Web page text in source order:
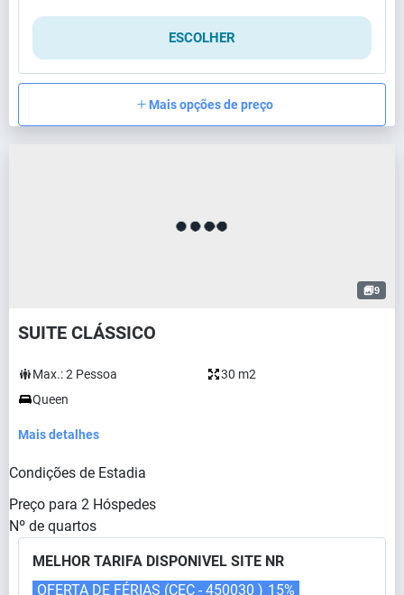
ESCOLHER
Mais opções de preço
9
SUITE CLÁSSICO
Max.:2 Pessoa
30 m2
Queen
Mais detalhes
Condições de Estadia
Preço para 2 Hóspedes
Nº de quartos
MELHOR TARIFA DISPONIVEL SITE NR
OFERTA DE FÉRIAS (CEC - 450030 ) 15%